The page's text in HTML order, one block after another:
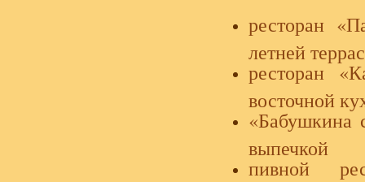
ресторан
летней
ресторан
восточной
«Бабушкина
выпечкой
пивной